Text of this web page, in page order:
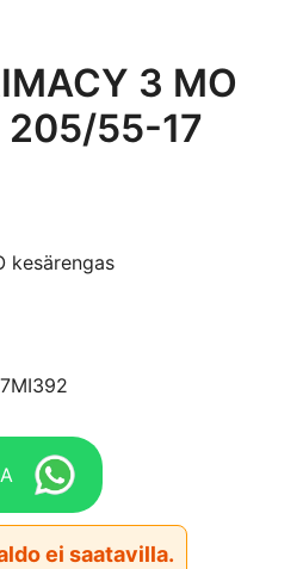
3 MO
205/55-17
kesärengas
ei saatavilla.